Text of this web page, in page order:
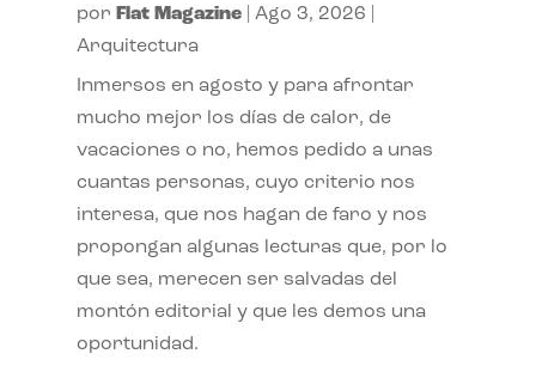
por Flat Magazine| Ago 3, 2026
Arquitectura
Inmersos en agosto y para afrontar
mucho mejor los días de calor, de
vacaciones o no, hemos pedido a unas
cuantas personas, cuyo criterio nos
interesa, que nos hagan de faro y nos
propongan algunas lecturas que, por lo
que sea, merecen ser salvadas del
montón editorial y que les demos una
oportunidad.